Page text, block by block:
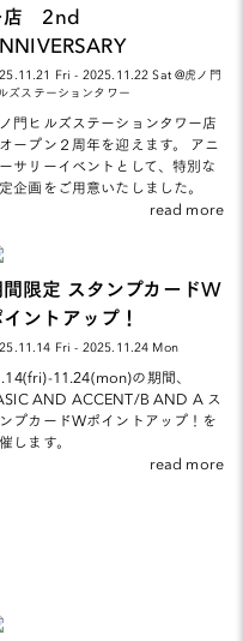
店 2nd
Fri - 2025.11.22 Sat @虎ノ門
ズステーションタワー
門ヒルズステーションタワー店
ープン２周年を迎えます。 アニ
サリーイベントとして、特別な
企画をご用意いたしました。
read more
限定 スタンプカードW
ントアップ！
Fri - 2025.11.24 Mon
11.24(mon)の期間、
AND ACCENT/B AND A ス
プカードWポイントアップ！を
します。
read more